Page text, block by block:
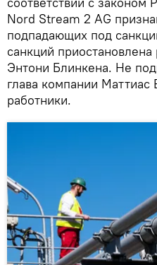
Nord Stream 2 AG
подпадающих под
санкций
Энтони Блинкена. Не
глава компании Маттиас
работники.